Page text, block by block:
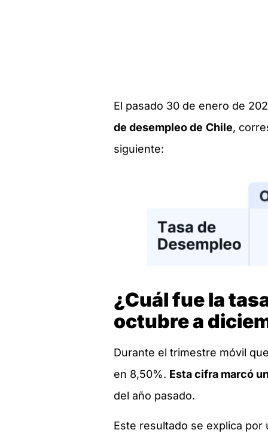
El pasado 30 de enero de
de desempleo de Chile,
siguiente:
¿Cuál fue la
octubre a
Durante el trimestre móvil
en 8,50%. Esta cifra marcó
del año pasado.
Este resultado se explica